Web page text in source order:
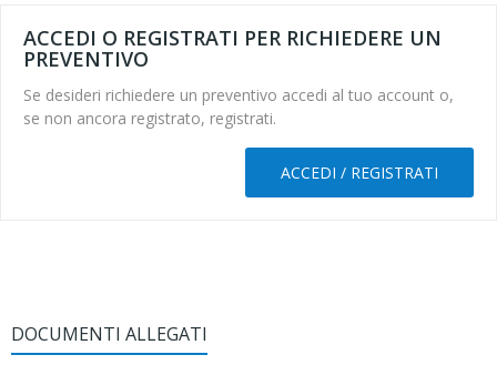
ACCEDI O REGISTRATI PER RICHIEDERE UN
PREVENTIVO
Se desideri richiedere un preventivo accedi al tuo account o,
se non ancora registrato, registrati.
ACCEDI / REGISTRATI
DOCUMENTI ALLEGATI